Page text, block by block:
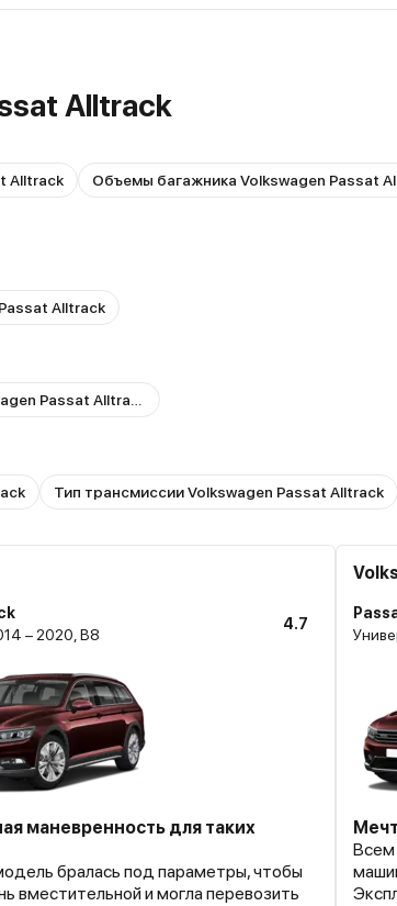
Alltrack
Alltrack
Alltrack
Разгон до 100 км/ч Volkswagen Passat Alltrack
Тип трансмиссии Volkswagen Passat Alltrack
– 2020, B8
4.7
маневренность для таких
бралась под параметры, чтобы
вместительной и могла перевозить
Всем